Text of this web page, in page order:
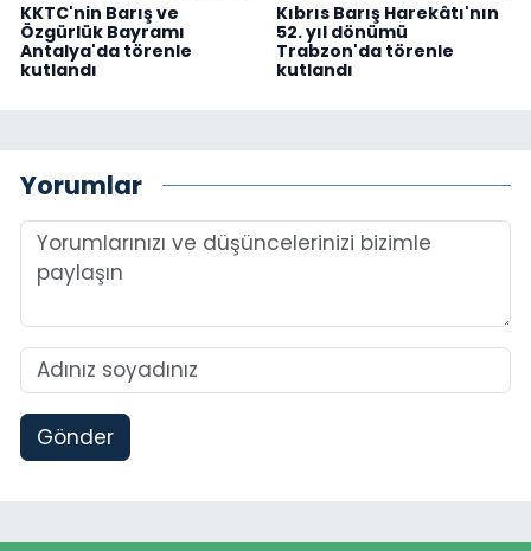
KKTC'nin Barış ve
Özgürlük Bayramı
Antalya'da törenle
kutlandı
Kıbrıs Barış Harekâtı'nın
52. yıl dönümü
Trabzon'da törenle
kutlandı
Yorumlar
Gönder